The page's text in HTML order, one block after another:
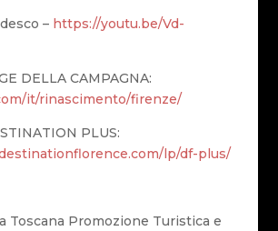
– https://youtu.be/Vd-
DELLA CAMPAGNA:
it/rinascimento/firenze/
PLUS:
lp/df-plus/
Toscana Promozione Turistica e